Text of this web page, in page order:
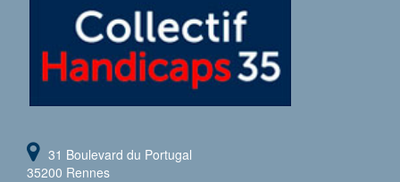
31 Boulevard du Portugal
35200 Rennes